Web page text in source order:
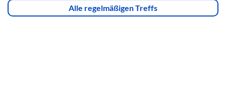
Alle regelmäßigen Treffs